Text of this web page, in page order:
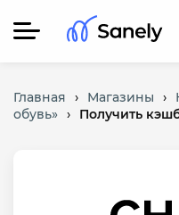
Главная › Магазины ›
обувь» › Получить